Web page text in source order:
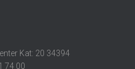
Kat: 20 34394
74 00